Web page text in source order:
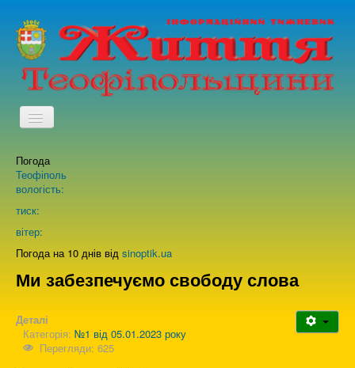
TPL_PROTOSTAR_TOGGLE_MENU
Про нас
Зворотній зв'язок
Погода
Теофіполь
вологість:
тиск:
вітер:
Погода на 10 днів від sinoptik.ua
Ми забезпечуємо свободу слова
Деталі
Категорія: №1 від 05.01.2023 року
Перегляди: 625